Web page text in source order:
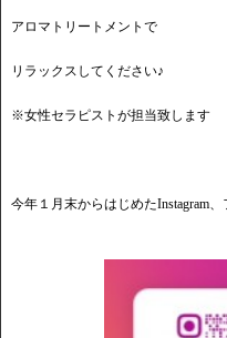
アロマトリートメントで
リラックスしてください♪
※女性セラピストが担当致します
今年１月末からはじめたInstagram